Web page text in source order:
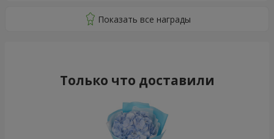
Только что доставили